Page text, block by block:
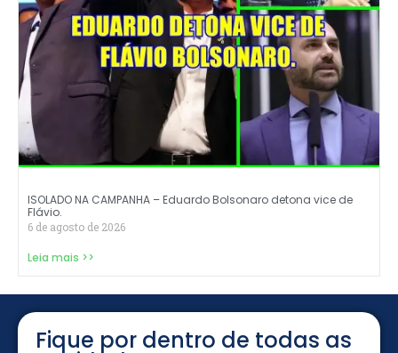
ISOLADO NA CAMPANHA – Eduardo Bolsonaro detona vice de
Flávio.
6 de agosto de 2026
Leia mais >>
Fique por dentro de todas as